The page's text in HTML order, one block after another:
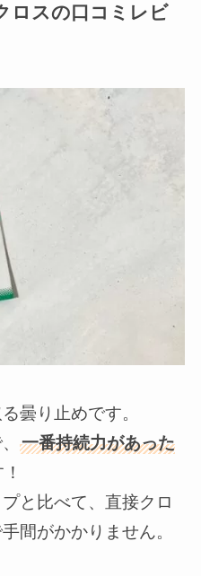
ロスの口コミレビ
曇り止めです。
一番持続力があった
と比べて、直接クロ
間がかかりません。